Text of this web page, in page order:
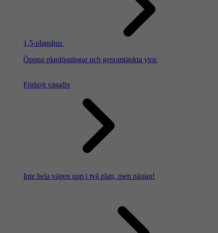
1,5-planshus
Öppna planlösningar och genomtänkta ytor.
Förhöjt väggliv
Inte hela vägen upp i två plan, men nästan!